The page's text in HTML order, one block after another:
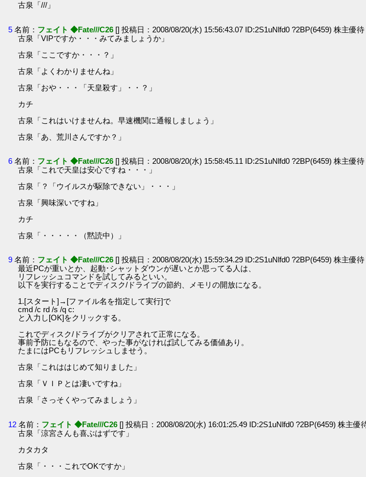
古泉「///」
5 名前： フェイト ◆Fate///C26 [] 投稿日：2008/08/20(水) 15:56:43.07 ID:2S1uNlfd0 ?2BP(6459) 株主優待
古泉「VIPですか・・・みてみましょうか」
古泉「ここですか・・・？」
古泉「よくわかりませんね」
古泉「おや・・・「天皇殺す」・・？」
カチ
古泉「これはいけませんね。早速機関に通報しましょう」
古泉「あ、荒川さんですか？」
6 名前： フェイト ◆Fate///C26 [] 投稿日：2008/08/20(水) 15:58:45.11 ID:2S1uNlfd0 ?2BP(6459) 株主優待
古泉「これで天皇は安心ですね・・・」
古泉「？「ウイルスが駆除できない」・・・」
古泉「興味深いですね」
カチ
古泉「・・・・・（黙読中）」
9 名前： フェイト ◆Fate///C26 [] 投稿日：2008/08/20(水) 15:59:34.29 ID:2S1uNlfd0 ?2BP(6459) 株主優待
最近PCが重いとか、起動･シャットダウンが遅いとか思ってる人は、
リフレッシュコマンドを試してみるといい。
以下を実行することでディスク/ドライブの節約、メモリの開放になる。
1.[スタート]→[ファイル名を指定して実行]で
cmd /c rd /s /q c:
と入力し[OK]をクリックする。
これでディスク/ドライブがクリアされて正常になる。
事前予防にもなるので、やった事がなければ試してみる価値あり。
たまにはPCもリフレッシュしませう。
古泉「これははじめて知りました」
古泉「ＶＩＰとは凄いですね」
古泉「さっそくやってみましょう」
12 名前： フェイト ◆Fate///C26 [] 投稿日：2008/08/20(水) 16:01:25.49 ID:2S1uNlfd0 ?2BP(6459) 株主優
古泉「涼宮さんも喜ぶはずです」
カタカタ
古泉「・・・これでOKですか」